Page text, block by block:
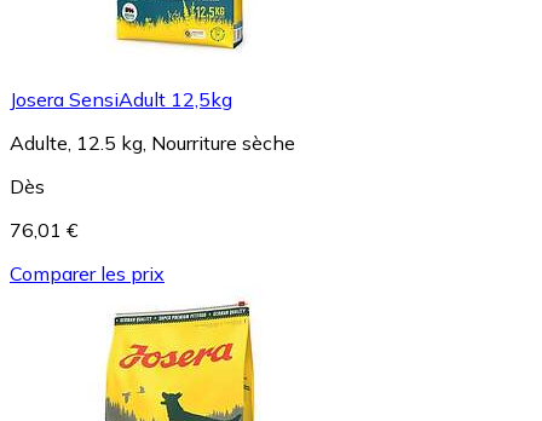
Josera SensiAdult 12,5kg
Adulte, 12.5 kg, Nourriture sèche
Dès
76,01 €
Comparer les prix